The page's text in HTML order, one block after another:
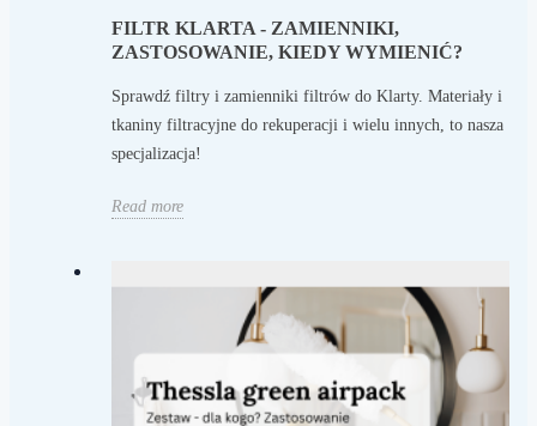
FILTR KLARTA - ZAMIENNIKI,
ZASTOSOWANIE, KIEDY WYMIENIĆ?
Sprawdź filtry i zamienniki filtrów do Klarty. Materiały i
tkaniny filtracyjne do rekuperacji i wielu innych, to nasza
specjalizacja!
Read more